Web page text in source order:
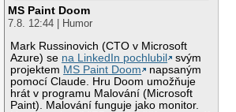
MS Paint Doom
7.8. 12:44 | Humor
Mark Russinovich (CTO v Microsoft
Azure) se na LinkedIn pochlubil
svým
projektem MS Paint Doom
napsaným
pomocí Claude. Hru Doom umožňuje
hrát v programu Malování (Microsoft
Paint). Malování funguje jako monitor.